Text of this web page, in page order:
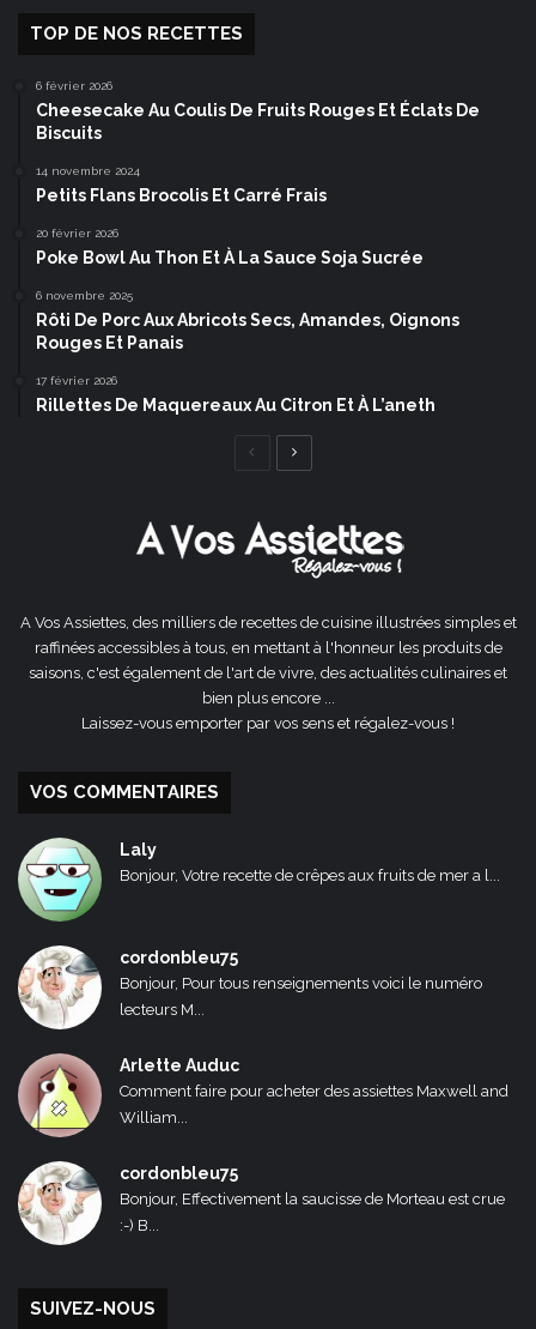
TOP DE NOS RECETTES
6 février 2026
Cheesecake Au Coulis De Fruits Rouges Et Éclats De
Biscuits
14 novembre 2024
Petits Flans Brocolis Et Carré Frais
20 février 2026
Poke Bowl Au Thon Et À La Sauce Soja Sucrée
6 novembre 2025
Rôti De Porc Aux Abricots Secs, Amandes, Oignons
Rouges Et Panais
17 février 2026
Rillettes De Maquereaux Au Citron Et À L’aneth
Page
A Vos Assiettes, des milliers de recettes de cuisine illustrées simples et
raffinées accessibles à tous, en mettant à l'honneur les produits de
saisons, c'est également de l'art de vivre, des actualités culinaires et
bien plus encore ...
Laissez-vous emporter par vos sens et régalez-vous !
VOS COMMENTAIRES
Laly
Bonjour, Votre recette de crêpes aux fruits de mer a l...
cordonbleu75
Bonjour, Pour tous renseignements voici le numéro
lecteurs M...
Arlette Auduc
Comment faire pour acheter des assiettes Maxwell and
William...
cordonbleu75
Bonjour, Effectivement la saucisse de Morteau est crue
:-) B...
SUIVEZ-NOUS